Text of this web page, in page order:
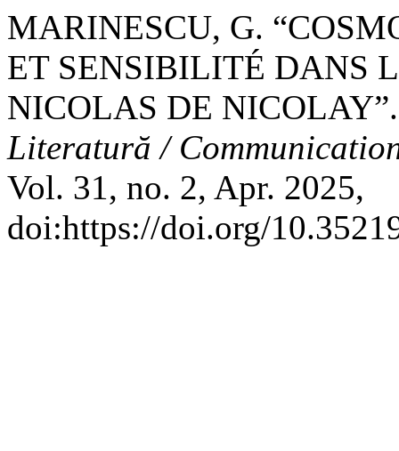
MARINESCU, G.
ET SENSIBILITÉ DANS
NICOLAS DE
Literatură /
Vol. 31, no. 2, Apr. 2025,
doi:https://doi.org/